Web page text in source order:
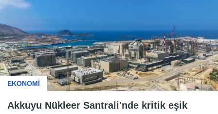
EKONOMİ
Akkuyu Nükleer Santrali'nde kritik eşik